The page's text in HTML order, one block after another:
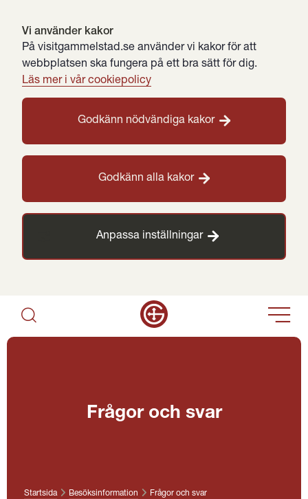
Vi använder kakor
På visitgammelstad.se använder vi kakor för att
webbplatsen ska fungera på ett bra sätt för dig.
Läs mer i vår cookiepolicy
Godkänn nödvändiga kakor
Godkänn alla kakor
Anpassa inställningar
Frågor och svar
Startsida Besöksinformation Frågor och svar